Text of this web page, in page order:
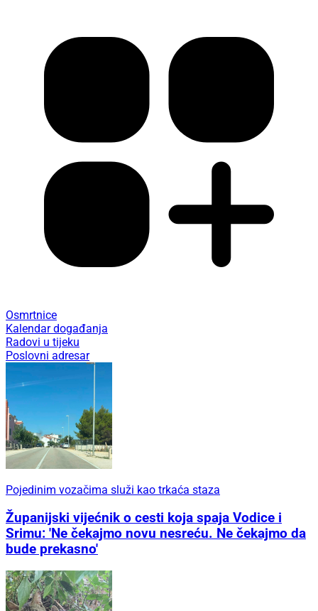
Osmrtnice
Kalendar događanja
Radovi u tijeku
Poslovni adresar
Pojedinim vozačima služi kao trkaća staza
Županijski vijećnik o cesti koja spaja Vodice i
Srimu: 'Ne čekajmo novu nesreću. Ne čekajmo da
bude prekasno'